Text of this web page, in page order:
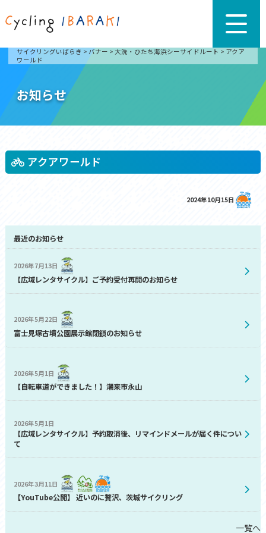
サイクリングいばらき > バナー > 大洗・ひたち海浜シーサイドルート > アクア
ワールド
お知らせ
アクアワールド
2024年10月15日
最近のお知らせ
2026年7月13日
【広域レンタサイクル】ご予約受付再開のお知らせ
2026年5月22日
富士見塚古墳公園展示館閉鎖のお知らせ
2026年5月1日
【自転車道ができました！】潮来市永山
2026年5月1日
【広域レンタサイクル】予約取消後、リマインドメールが届く件につい
て
2026年3月11日
【YouTube公開】 近いのに贅沢、茨城サイクリング
一覧へ